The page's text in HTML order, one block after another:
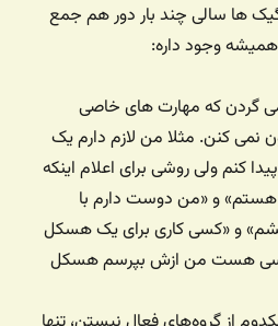
گیک ها سالی چند بار دور هم جمع
وجود داره:
می گردن که مهارت های خاصی
نمی کنن. مثلا من لازم دارم یک
کنم ولی روشی برای اعلام اینکه
و «من دوست دارم با
و «کسی کاری برای یک هسکل
«کسی هست من ازش بپرسم هسکل